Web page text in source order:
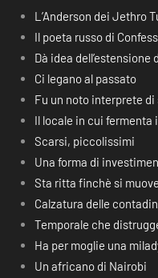
L’Anderson dei Jethro
Il poeta russo di
Dà idea dell’estensione
Ci legano al passato
Fu un noto interprete
Il locale in cui fermenta
Scarsi, piccolissimi
Una forma di
Sta ritta finchè si muove
Calzatura delle
Temporale che
Ha per moglie una
Un africano di Nairobi